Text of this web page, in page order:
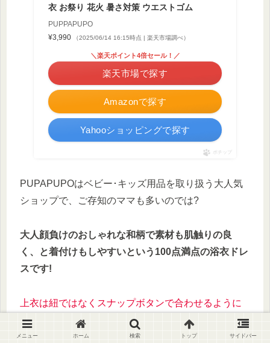
衣 お祭り 花火 暑さ対策 ウエストゴム
PUPPAPUPO
¥3,990
（2025/06/14 16:15時点 | 楽天市場調べ）
Amazonで探す
＼楽天ポイント4倍セール！／
楽天市場で探す
Yahooショッピングで探す
ポチップ
PUPAPUPOはベビー･キッズ用品を取り扱う大人気
ショップで、ご存知のママも多いのでは?
大人顔負けのおしゃれな和柄で素材も肌触りの良
く、と着付けもしやすいという100点満点の浴衣ドレ
スです!
上衣は紐ではなくスナップボタンで合わせるように
なっていて、帯もシャーリングゴムなので被るだけ
でOK。
メニュー ホーム 検索 トップ サイドバー